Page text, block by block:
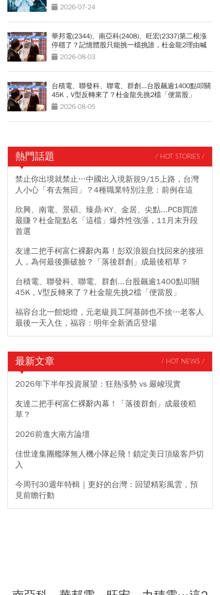
2026-07-24
華邦電(2344)、南亞科(2408)、旺宏(2337)第二根漲
停穩了？記憶體股只能挑一檔挑誰，杜金龍2理由喊
選它2026-08-03
台積電、聯發科、聯電、群創...台股飆逾1400點叩關
45K，V型反轉來了？杜金龍先挑2檔「便當股」
2026-08-05
熱門話題 / HOT STORIES /
禁止你出境就禁止…中國出入境新規9/15上路，台灣
人小心「有去無回」？4種職業特別注意：前例在這
欣興、南電、景碩、臻鼎-KY、金居、尖點...PCB買誰
最賺？杜金龍點名「這檔」爆炸性強漲，11月末升段
首選
友達二把手柯富仁裸辭內幕！彭双浪親自找回來的接班
人，為何最後撕破臉？「落後群創」成最後稻草？
台積電、聯發科、聯電、群創...台股飆逾1400點叩關
45K，V型反轉來了？杜金龍先挑2檔「便當股」
福容台北一館熄燈，元老級員工阿基師也不捨…老客人
最後一天入住，福容：明年全新酒店登場
最新文章 / HOT NEWS /
2026年下半年投資展望：狂熱漲勢 vs 嚴峻現實
友達二把手柯富仁裸辭內幕！「落後群創」成最後稻
草？
2026前進大南方論壇
佳世達集團艦隊無人機小隊起飛！鎖定美日頂級客戶切
入
今周刊30週年特輯｜更好的台灣：回望精彩風雲，預
見前瞻行動